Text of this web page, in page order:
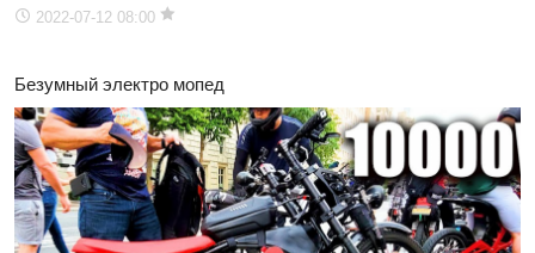
2022-07-12 08:00
Безумный электро мопед